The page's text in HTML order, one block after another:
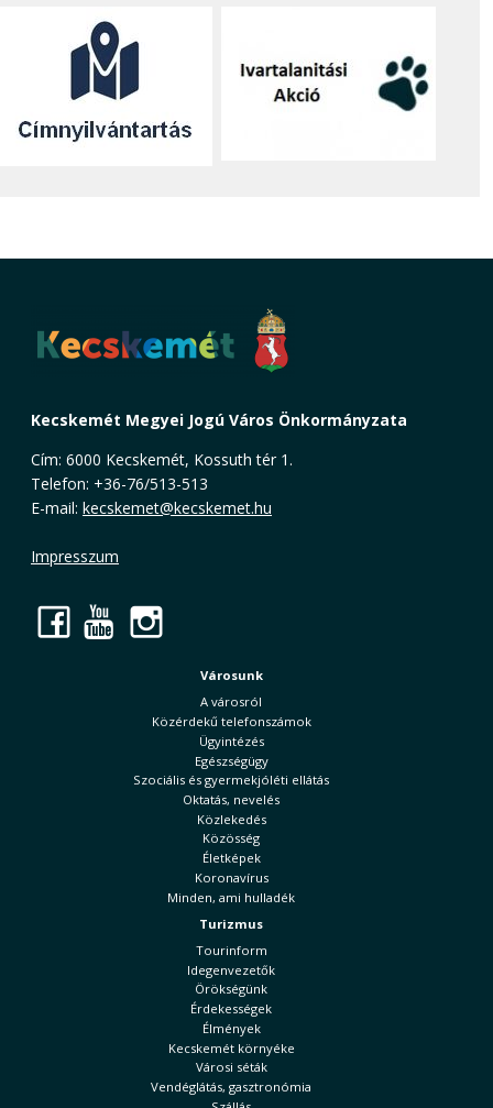
Kecskemét Megyei Jogú Város Önkormányzata
Cím: 6000 Kecskemét, Kossuth tér 1.
Telefon: +36-76/513-513
E-mail: kecskemet@kecskemet.hu
Impresszum
Facebook
YouTube
Városunk
A városról
Közérdekű telefonszámok
Ügyintézés
Egészségügy
Szociális és gyermekjóléti ellátás
Oktatás, nevelés
Közlekedés
Közösség
Életképek
Koronavírus
Minden, ami hulladék
Turizmus
Tourinform
Idegenvezetők
Örökségünk
Érdekességek
Élmények
Kecskemét környéke
Városi séták
Vendéglátás, gasztronómia